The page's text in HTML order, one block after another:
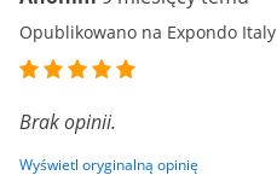
Opublikowano na Expondo Italy
Brak opinii.
Wyświetl oryginalną opinię